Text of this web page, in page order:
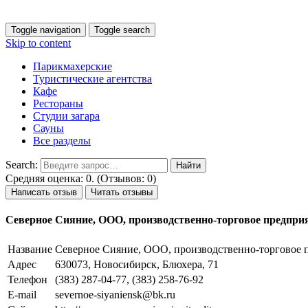
Toggle navigation Toggle search
Skip to content
Парикмахерские
Туристические агентства
Кафе
Рестораны
Студии загара
Сауны
Все разделы
Search:
Средняя оценка: 0. (Отзывов: 0)
Написать отзыв Читать отзывы
Северное Сияние, ООО, производственно-торговое
Название Северное Сияние, ООО, производственно-торговое
Адрес
630073, Новосибирск, Блюхера, 71
Телефон
(383) 287-04-77, (383) 258-76-92
E-mail
severnoe-siyaniensk@bk.ru